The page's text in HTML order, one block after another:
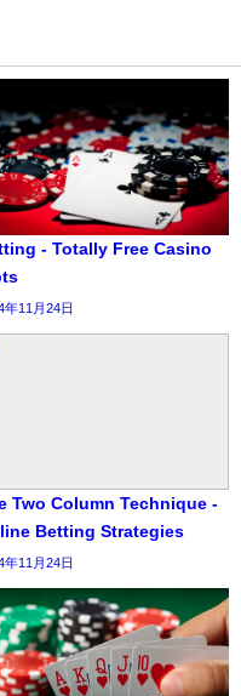
- Totally Free Casino
年11月24日
Two Column Technique -
Betting Strategies
年11月24日